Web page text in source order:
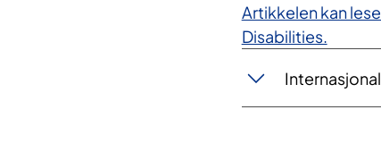
Artikkelen kan
Disabilities.